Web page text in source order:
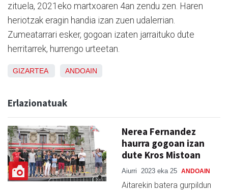
zituela, 2021eko martxoaren 4an zendu zen. Haren
heriotzak eragin handia izan zuen udalerrian.
Zumeatarrari esker, gogoan izaten jarraituko dute
herritarrek, hurrengo urteetan.
GIZARTEA ANDOAIN
Erlazionatuak
Nerea Fernandez
haurra gogoan izan
dute Kros Mistoan
Aiurri 2023 eka 25 ANDOAIN
Aitarekin batera gurpildun